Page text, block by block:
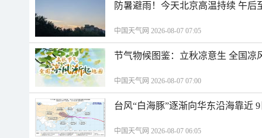
防暑避雨！今天北京高温持续 午
中国天气网 2026-08-07 07:05
节气物候图鉴：立秋凉意生 全国凉
中国天气网 2026-08-07 07:00
台风“白海豚”逐渐向华东沿海靠近
中国天气网 2026-08-07 06:05